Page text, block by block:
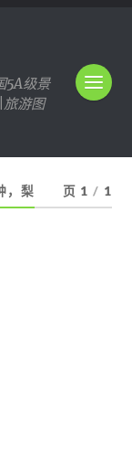
5A级景
游图
，梨 页 1 / 1